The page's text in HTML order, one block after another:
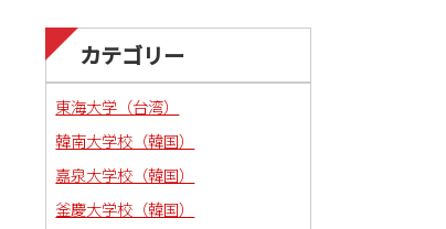
カテゴリー
東海大学（台湾）
韓南大学校（韓国）
嘉泉大学校（韓国）
釜慶大学校（韓国）